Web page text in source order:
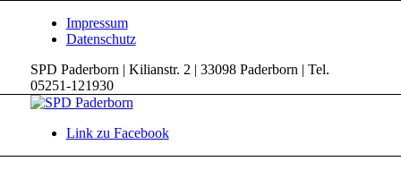
Impressum
Datenschutz
SPD Paderborn | Kilianstr. 2 | 33098 Paderborn | Tel.
05251-121930
Link zu Facebook